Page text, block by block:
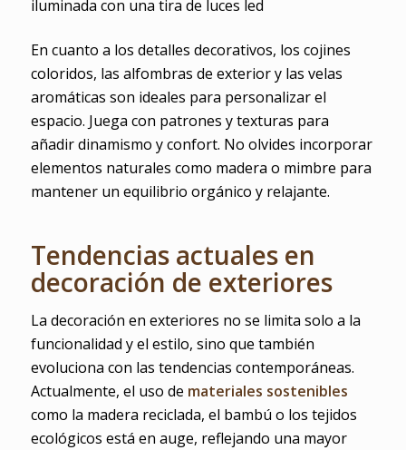
En cuanto a los detalles decorativos, los cojines
coloridos, las alfombras de exterior y las velas
aromáticas son ideales para personalizar el
espacio. Juega con patrones y texturas para
añadir dinamismo y confort. No olvides incorporar
elementos naturales como madera o mimbre para
mantener un equilibrio orgánico y relajante.
Tendencias actuales en
decoración de exteriores
La decoración en exteriores no se limita solo a la
funcionalidad y el estilo, sino que también
evoluciona con las tendencias contemporáneas.
Actualmente, el uso de materiales sostenibles
como la madera reciclada, el bambú o los tejidos
ecológicos está en auge, reflejando una mayor